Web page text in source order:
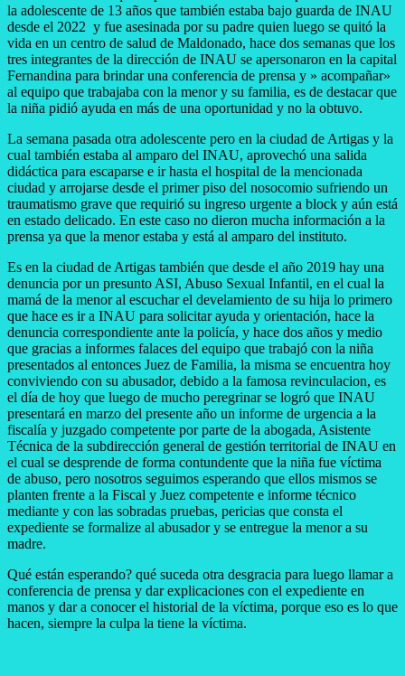
la adolescente de 13 años que también estaba bajo guarda de INAU
desde el 2022 y fue asesinada por su padre quien luego se quitó la
vida en un centro de salud de Maldonado, hace dos semanas que los
tres integrantes de la dirección de INAU se apersonaron en la capital
Fernandina para brindar una conferencia de prensa y » acompañar»
al equipo que trabajaba con la menor y su familia, es de destacar que
la niña pidió ayuda en más de una oportunidad y no la obtuvo.
La semana pasada otra adolescente pero en la ciudad de Artigas y la
cual también estaba al amparo del INAU, aprovechó una salida
didáctica para escaparse e ir hasta el hospital de la mencionada
ciudad y arrojarse desde el primer piso del nosocomio sufriendo un
traumatismo grave que requirió su ingreso urgente a block y aún está
en estado delicado. En este caso no dieron mucha información a la
prensa ya que la menor estaba y está al amparo del instituto.
Es en la ciudad de Artigas también que desde el año 2019 hay una
denuncia por un presunto ASI, Abuso Sexual Infantil, en el cual la
mamá de la menor al escuchar el develamiento de su hija lo primero
que hace es ir a INAU para solicitar ayuda y orientación, hace la
denuncia correspondiente ante la policía, y hace dos años y medio
que gracias a informes falaces del equipo que trabajó con la niña
presentados al entonces Juez de Familia, la misma se encuentra hoy
conviviendo con su abusador, debido a la famosa revinculacion, es
el día de hoy que luego de mucho peregrinar se logró que INAU
presentará en marzo del presente año un informe de urgencia a la
fiscalía y juzgado competente por parte de la abogada, Asistente
Técnica de la subdirección general de gestión territorial de INAU en
el cual se desprende de forma contundente que la niña fue víctima
de abuso, pero nosotros seguimos esperando que ellos mismos se
planten frente a la Fiscal y Juez competente e informe técnico
mediante y con las sobradas pruebas, pericias que consta el
expediente se formalize al abusador y se entregue la menor a su
madre.
Qué están esperando? qué suceda otra desgracia para luego llamar a
conferencia de prensa y dar explicaciones con el expediente en
manos y dar a conocer el historial de la víctima, porque eso es lo que
hacen, siempre la culpa la tiene la víctima.